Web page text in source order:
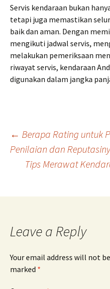
Servis kendaraan bukan
tetapi juga memastikan
baik dan aman. Dengan
mengikuti jadwal servis,
melakukan pemeriksaan
riwayat servis, kendaraan
digunakan dalam jangka
Post
← Berapa Rating untuk
Penilaian dan
Tips Merawat
Leave a Reply
Your email address will not
marked *